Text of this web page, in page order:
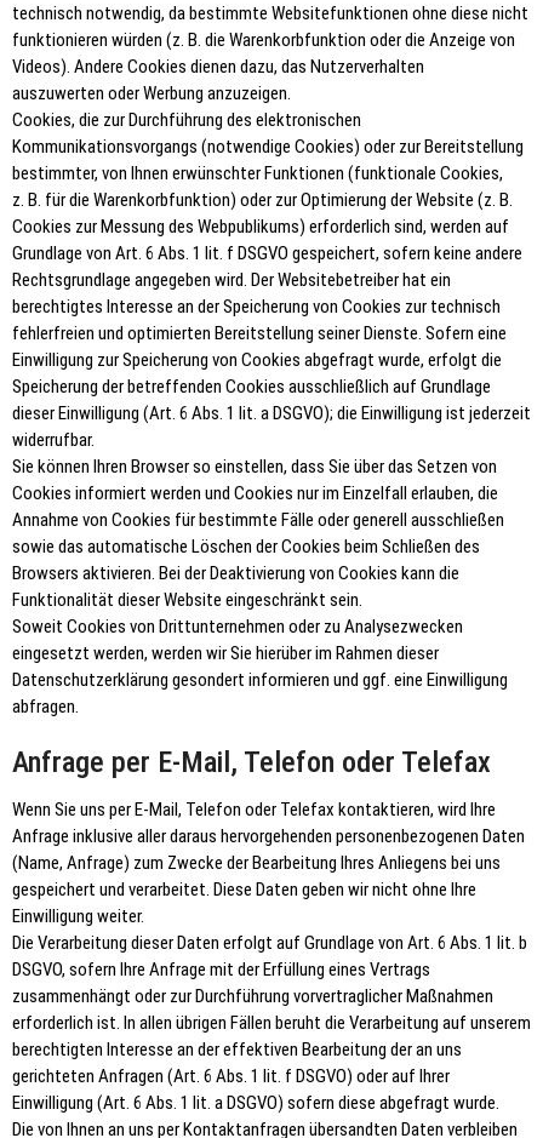
technisch notwendig, da bestimmte Websitefunktionen ohne diese nicht
funktionieren würden (z. B. die Warenkorbfunktion oder die Anzeige von
Videos). Andere Cookies dienen dazu, das Nutzerverhalten
auszuwerten oder Werbung anzuzeigen.
Cookies, die zur Durchführung des elektronischen
Kommunikationsvorgangs (notwendige Cookies) oder zur Bereitstellung
bestimmter, von Ihnen erwünschter Funktionen (funktionale Cookies,
z. B. für die Warenkorbfunktion) oder zur Optimierung der Website (z. B.
Cookies zur Messung des Webpublikums) erforderlich sind, werden auf
Grundlage von Art. 6 Abs. 1 lit. f DSGVO gespeichert, sofern keine andere
Rechtsgrundlage angegeben wird. Der Websitebetreiber hat ein
berechtigtes Interesse an der Speicherung von Cookies zur technisch
fehlerfreien und optimierten Bereitstellung seiner Dienste. Sofern eine
Einwilligung zur Speicherung von Cookies abgefragt wurde, erfolgt die
Speicherung der betreffenden Cookies ausschließlich auf Grundlage
dieser Einwilligung (Art. 6 Abs. 1 lit. a DSGVO); die Einwilligung ist jederzeit
widerrufbar.
Sie können Ihren Browser so einstellen, dass Sie über das Setzen von
Cookies informiert werden und Cookies nur im Einzelfall erlauben, die
Annahme von Cookies für bestimmte Fälle oder generell ausschließen
sowie das automatische Löschen der Cookies beim Schließen des
Browsers aktivieren. Bei der Deaktivierung von Cookies kann die
Funktionalität dieser Website eingeschränkt sein.
Soweit Cookies von Drittunternehmen oder zu Analysezwecken
eingesetzt werden, werden wir Sie hierüber im Rahmen dieser
Datenschutzerklärung gesondert informieren und ggf. eine Einwilligung
abfragen.
Anfrage per E-Mail, Telefon oder Telefax
Wenn Sie uns per E-Mail, Telefon oder Telefax kontaktieren, wird Ihre
Anfrage inklusive aller daraus hervorgehenden personenbezogenen Daten
(Name, Anfrage) zum Zwecke der Bearbeitung Ihres Anliegens bei uns
gespeichert und verarbeitet. Diese Daten geben wir nicht ohne Ihre
Einwilligung weiter.
Die Verarbeitung dieser Daten erfolgt auf Grundlage von Art. 6 Abs. 1 lit. b
DSGVO, sofern Ihre Anfrage mit der Erfüllung eines Vertrags
zusammenhängt oder zur Durchführung vorvertraglicher Maßnahmen
erforderlich ist. In allen übrigen Fällen beruht die Verarbeitung auf unserem
berechtigten Interesse an der effektiven Bearbeitung der an uns
gerichteten Anfragen (Art. 6 Abs. 1 lit. f DSGVO) oder auf Ihrer
Einwilligung (Art. 6 Abs. 1 lit. a DSGVO) sofern diese abgefragt wurde.
Die von Ihnen an uns per Kontaktanfragen übersandten Daten verbleiben